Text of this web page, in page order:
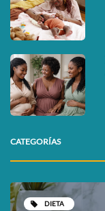
CATEGORÍAS
DIETA